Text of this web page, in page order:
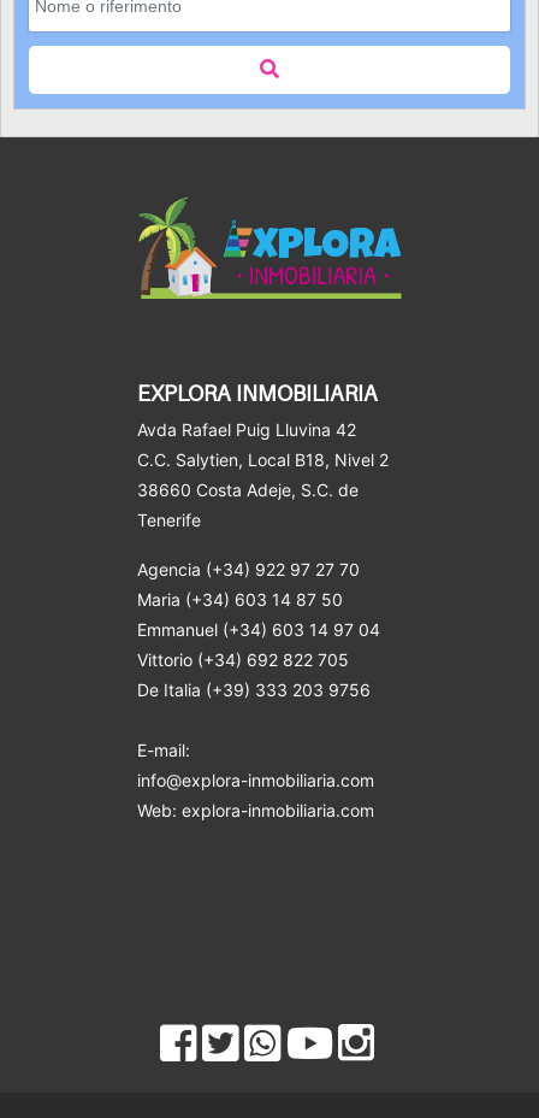
EXPLORA INMOBILIARIA
Avda Rafael Puig Lluvina 42
C.C. Salytien, Local B18, Nivel 2
38660 Costa Adeje, S.C. de
Tenerife
Agencia (+34) 922 97 27 70
Maria (+34) 603 14 87 50
Emmanuel (+34) 603 14 97 04
Vittorio (+34) 692 822 705
De Italia (+39) 333 203 9756
E-mail:
info@explora-inmobiliaria.com
Web: explora-inmobiliaria.com